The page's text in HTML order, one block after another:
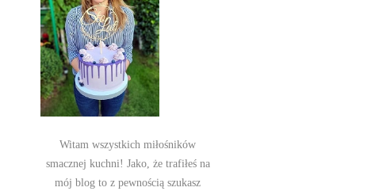
Witam wszystkich miłośników
smacznej kuchni! Jako, że trafiłeś na
mój blog to z pewnością szukasz